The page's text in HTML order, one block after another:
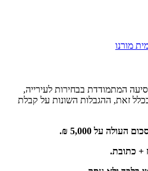
מורנו
המתמודדת בבחירות לעירייה,
זאת, ההגבלות השונות על קבלת
על 5,000 ₪.
+ כתובת.